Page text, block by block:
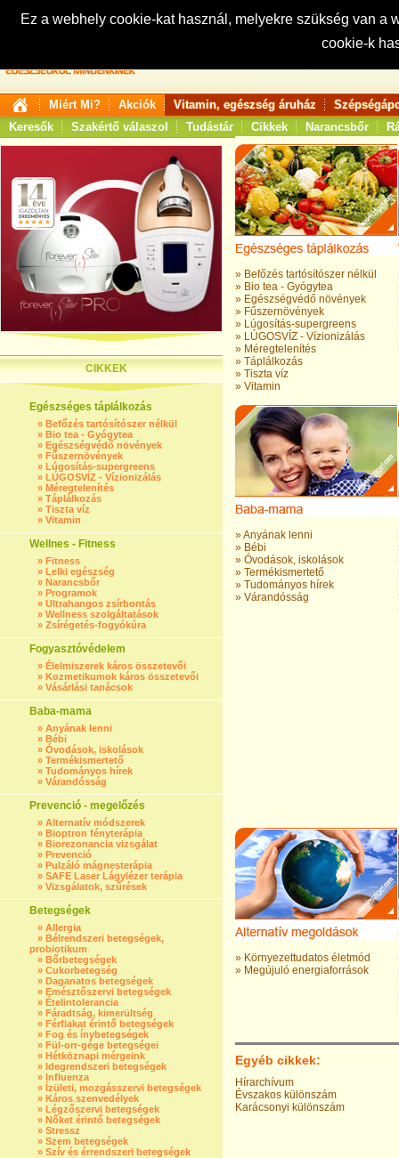
Ez a webhely cookie-kat használ, melyekre szükség van
cookie-k
Keresés:
Miért Mi? Akciók Vitamin, egészség áruház
Keresők
Szakértő válaszol Tudástár Cikkek Narancsbőr
CIKKEK
Egészséges táplálkozás
» Befőzés tartósítószer nélkül
» Bio tea - Gyógytea
» Egészségvédő növények
» Fűszernövények
» Lúgosítás-supergreens
» LÚGOSVÍZ - Vízionizálás
» Méregtelenítés
» Táplálkozás
» Tiszta víz
» Vitamin
Wellnes - Fitness
» Fitness
» Lelki egészség
» Narancsbőr
» Programok
» Ultrahangos zsírbontás
» Wellness szolgáltatások
» Zsírégetés-fogyókúra
Fogyasztóvédelem
» Élelmiszerek káros összetevői
» Kozmetikumok káros összetevői
» Vásárlási tanácsok
Baba-mama
» Anyának lenni
» Bébi
» Óvodások, iskolások
» Termékismertető
» Tudományos hírek
» Várandósság
Prevenció - megelőzés
» Alternatív módszerek
» Bioptron fényterápia
» Biorezonancia vizsgálat
» Prevenció
» Pulzáló mágnesterápia
» SAFE Laser Lágylézer terápia
» Vizsgálatok, szűrések
Betegségek
» Allergia
» Bélrendszeri betegségek,
probiotikum
» Bőrbetegségek
» Cukorbetegség
» Daganatos betegségek
» Emésztőszervi betegségek
» Ételintolerancia
» Fáradtság, kimerültség
» Férfiakat érintő betegségek
» Fog és ínybetegségek
» Fül-orr-gége betegségei
» Hétköznapi mérgeink
» Idegrendszeri betegségek
» Influenza
» Ízületi, mozgásszervi betegségek
» Káros szenvedélyek
» Légzőszervi betegségek
» Nőket érintő betegségek
» Stressz
» Szem betegségek
» Szív és érrendszeri betegségek
» Befőzés tartósítószer nélkül
» Bio tea - Gyógytea
» Egészségvédő növények
» Fűszernövények
» Lúgosítás-supergreens
» LÚGOSVÍZ - Vízionizálás
» Méregtelenítés
» Táplálkozás
» Tiszta víz
» Vitamin
»Anyának lenni
» Bébi
» Óvodások, iskolások
» Termékismertető
» Tudományos hírek
» Várandósság
» Környezettudatos életmód
» Megújuló energiaforrások
Egyéb cikkek:
Hírarchívum
Évszakos különszám
Karácsonyi különszám